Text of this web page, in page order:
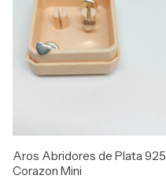
Aros Abridores de Plata 925
Corazon Mini